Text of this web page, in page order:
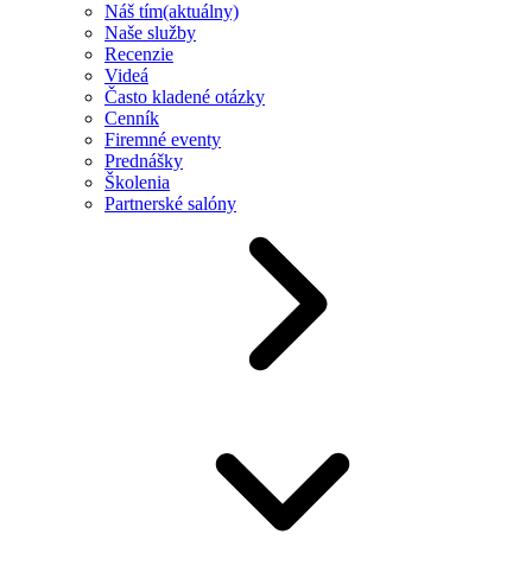
Náš tím(aktuálny)
Naše služby
Recenzie
Videá
Často kladené otázky
Cenník
Firemné eventy
Prednášky
Školenia
Partnerské salóny